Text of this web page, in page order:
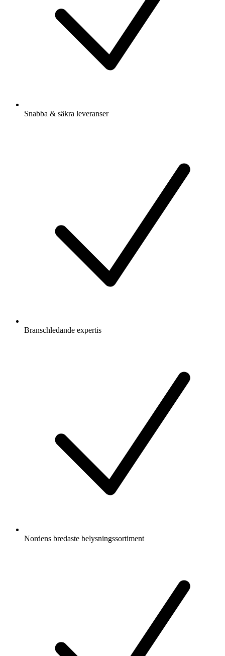
Snabba & säkra leveranser
Branschledande expertis
Nordens bredaste belysningssortiment